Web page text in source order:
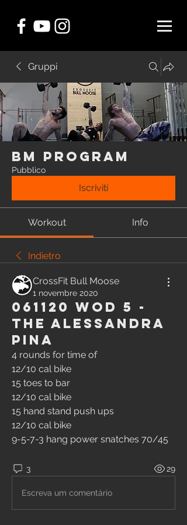
Gruppi
BM Program
Pubblico
Iscriviti
Workout Info
Indietro
CrossFit Bull Moose
1 novembre 2020
061120 WOD 5 -
The Alessandra
Pina
4 rounds for time of
12/10 cal bike
15 toes to bar
12/10 cal bike
15 hand stand push ups
12/10 cal bike
9-5-7-3 hang power snatches 70/45
3 29
Escreva um comentário